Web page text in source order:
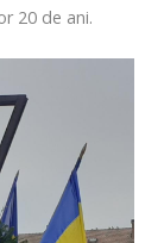
20 de ani.